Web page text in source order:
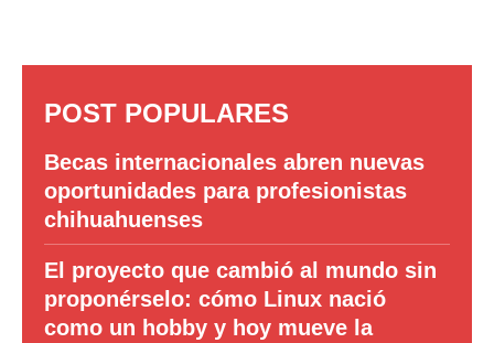
POST POPULARES
Becas internacionales abren nuevas
oportunidades para profesionistas
chihuahuenses
El proyecto que cambió al mundo sin
proponérselo: cómo Linux nació
como un hobby y hoy mueve la